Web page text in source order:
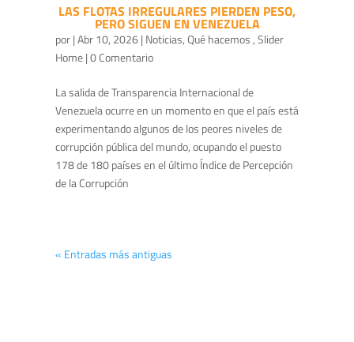
LAS FLOTAS IRREGULARES PIERDEN PESO,
PERO SIGUEN EN VENEZUELA
por|Abr 10, 2026| Noticias,Qué hacemos ,Slider
Home| 0 Comentario
La salida de Transparencia Internacional de
Venezuela ocurre en un momento en que el país está
experimentando algunos de los peores niveles de
corrupción pública del mundo, ocupando el puesto
178 de 180 países en el último Índice de Percepción
de la Corrupción
« Entradas más antiguas